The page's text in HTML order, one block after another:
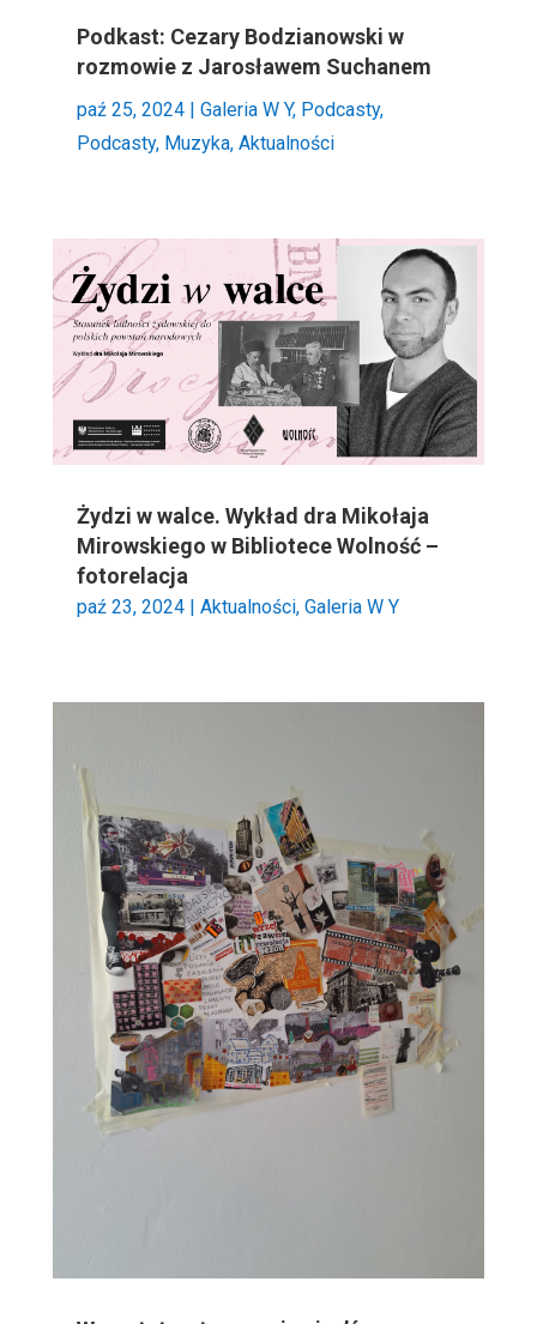
Podkast: Cezary Bodzianowski w
rozmowie z Jarosławem Suchanem
paź 25, 2024| Galeria W Y, Podcasty,
Podcasty, Muzyka, Aktualności
Żydzi w walce. Wykład dra Mikołaja
Mirowskiego w Bibliotece Wolność –
fotorelacja
paź 23, 2024| Aktualności, Galeria W Y